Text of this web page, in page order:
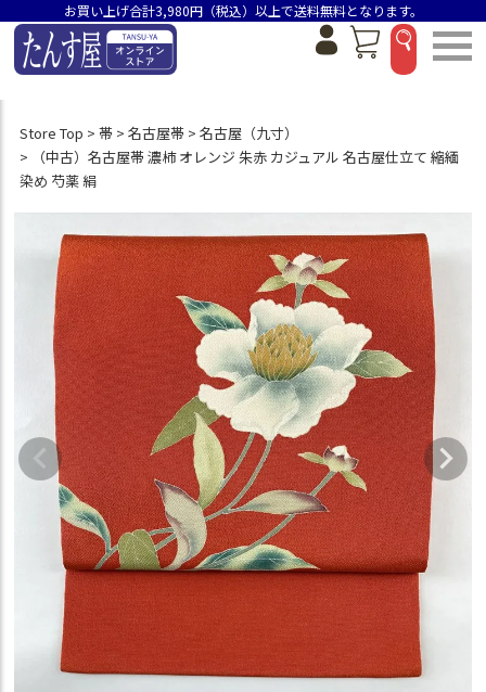
お買い上げ合計3,980円（税込）以上で送料無料となります。
Store Top 帯 名古屋帯
名古屋（九寸）
（中古）名古屋帯 濃柿 オレンジ 朱赤 カジュアル 名古屋仕立て 縮緬
染め 芍薬 絹